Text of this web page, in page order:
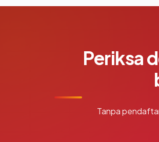
Periksa
Tanpa